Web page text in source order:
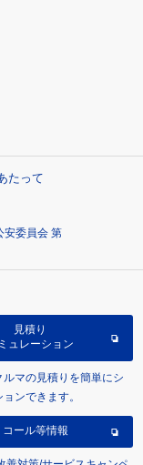
たって
安委員会 第
見積り
ュレーション
ルマの見積りを簡単にシ
ンできます。
コール等情報